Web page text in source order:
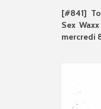
[#841]
Sex
mercredi